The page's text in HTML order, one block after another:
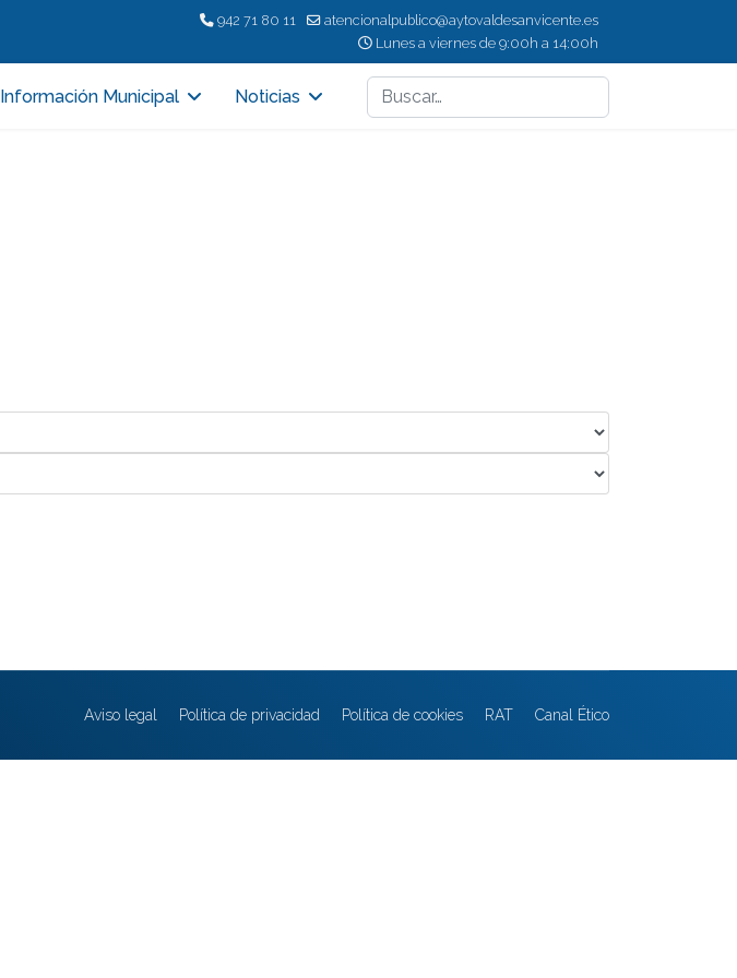
942 71 80 11
atencionalpublico@aytovaldesanvicente.es
Lunes a viernes de 9:00h a 14:00h
Información Municipal Noticias
Buscar
Aviso legal Política de privacidad Política de cookies RAT Canal Ético